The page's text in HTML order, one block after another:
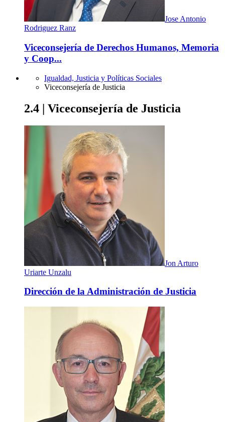
Jose Antonio
Rodriguez Ranz
Viceconsejería de Derechos Humanos, Memoria
y Coop...
Igualdad, Justicia y Políticas Sociales
Viceconsejería de Justicia
2.4 | Viceconsejería de Justicia
Jon Arturo
Uriarte Unzalu
Dirección de la Administración de Justicia